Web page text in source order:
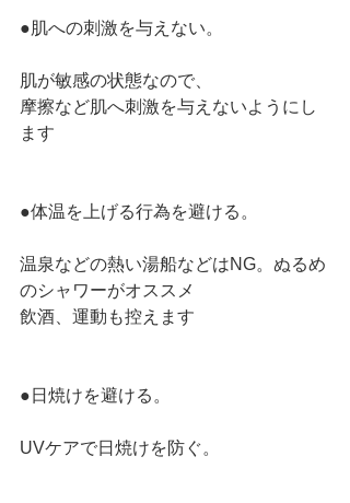
●肌への刺激を与えない。
肌が敏感の状態なので、
摩擦など肌へ刺激を与えないようにし
ます
●体温を上げる行為を避ける。
温泉などの熱い湯船などはNG。ぬるめ
のシャワーがオススメ
飲酒、運動も控えます
●日焼けを避ける。
UVケアで日焼けを防ぐ。